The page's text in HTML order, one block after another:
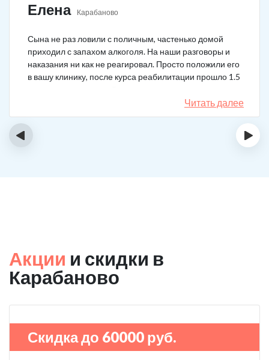
Елена Карабаново
Сына не раз ловили с поличным, частенько домой
приходил с запахом алкоголя. На наши разговоры и
наказания ни как не реагировал. Просто положили его
в вашу клинику, после курса реабилитации прошло 1.5
Читать далее
‹ ›
Акции и скидки в
Карабаново
Скидка до 60000 руб.